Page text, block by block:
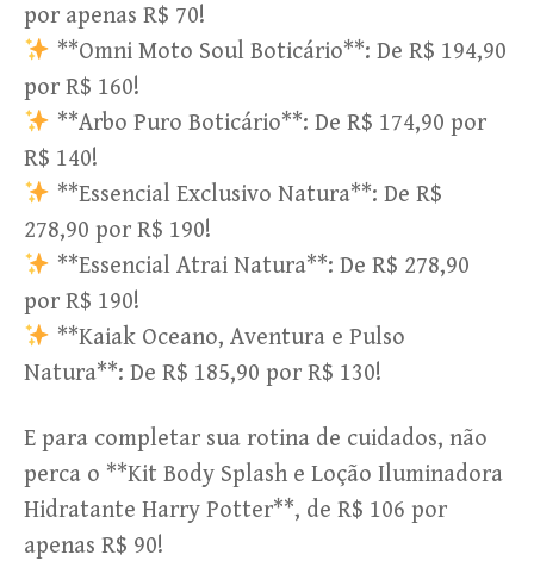
por apenas R$ 70!
**Omni Moto Soul Boticário**: De R$ 194,90
por R$ 160!
**Arbo Puro Boticário**: De R$ 174,90 por
R$ 140!
**Essencial Exclusivo Natura**: De R$
278,90 por R$ 190!
**Essencial Atrai Natura**: De R$ 278,90
por R$ 190!
**Kaiak Oceano, Aventura e Pulso
Natura**: De R$ 185,90 por R$ 130!
E para completar sua rotina de cuidados, não
perca o **Kit Body Splash e Loção Iluminadora
Hidratante Harry Potter**, de R$ 106 por
apenas R$ 90!